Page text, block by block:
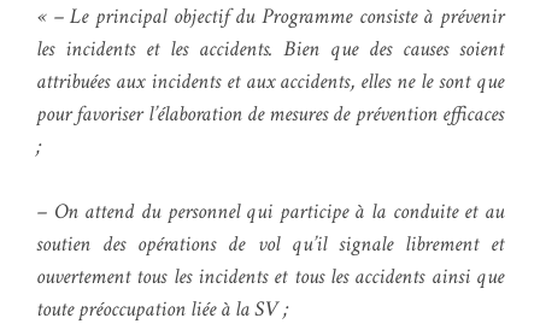
« – Le principal objectif du Programme consiste à prévenir
les incidents et les accidents. Bien que des causes soient
attribuées aux incidents et aux accidents, elles ne le sont que
pour favoriser l’élaboration de mesures de prévention efficaces
;
– On attend du personnel qui participe à la conduite et au
soutien des opérations de vol qu’il signale librement et
ouvertement tous les incidents et tous les accidents ainsi que
toute préoccupation liée à la SV ;